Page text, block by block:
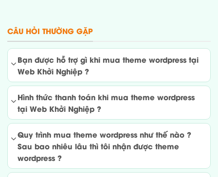
CÂU HỎI THƯỜNG GẶP
Bạn được hỗ trợ gì khi mua theme wordpress tại
Web Khởi Nghiệp ?
Hình thức thanh toán khi mua theme wordpress
tại Web Khởi Nghiệp ?
Quy trình mua theme wordpress như thế nào ?
Sau bao nhiêu lâu thì tôi nhận được theme
wordpress ?